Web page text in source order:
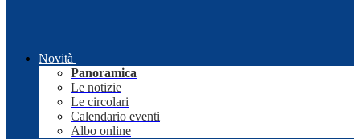
Novità
Panoramica
Le notizie
Le circolari
Calendario eventi
Albo online